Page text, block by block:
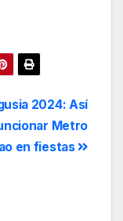
2024: Así
Metro
en fiestas